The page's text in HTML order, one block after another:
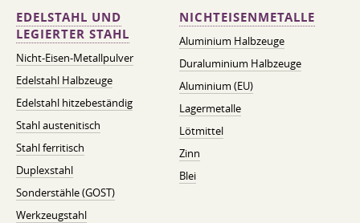
EDELSTAHL UND
LEGIERTER STAHL
Nicht-Eisen-Metallpulver
Edelstahl Halbzeuge
Edelstahl hitzebeständig
Stahl austenitisch
Stahl ferritisch
Duplexstahl
Sonderstähle (GOST)
Werkzeugstahl
NICHTEISENMETALLE
Aluminium Halbzeuge
Duraluminium Halbzeuge
Aluminium (EU)
Lagermetalle
Lötmittel
Zinn
Blei